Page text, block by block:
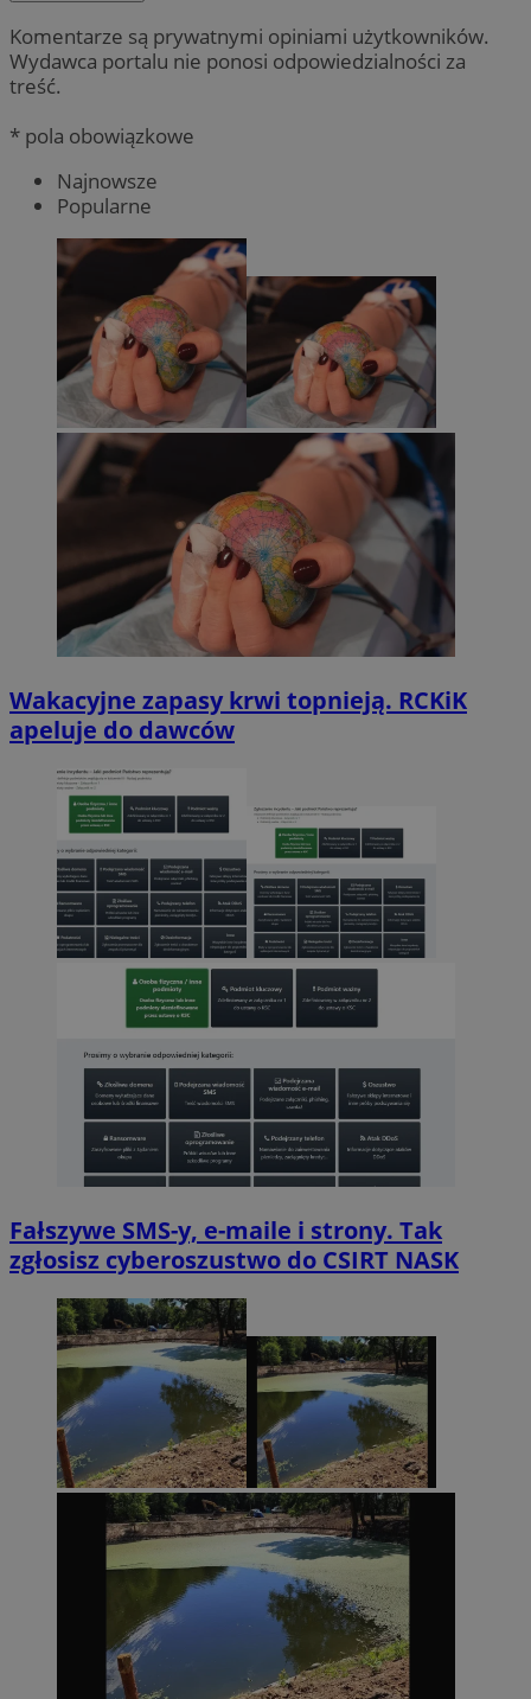
Komentarze są prywatnymi opiniami użytkowników.
Wydawca portalu nie ponosi odpowiedzialności za
treść.
* pola obowiązkowe
Najnowsze
Popularne
Wakacyjne zapasy krwi topnieją. RCKiK
apeluje do dawców
Fałszywe SMS-y, e-maile i strony. Tak
zgłosisz cyberoszustwo do CSIRT NASK